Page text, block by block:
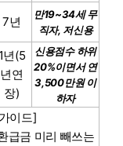
7년
만19~34세 무
직자, 저신용
1년(5
년연
장)
신용점수 하위
20%이면서 연
3,500만원 이
하자
이드]
급금 미리 빼쓰는